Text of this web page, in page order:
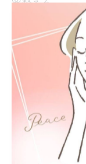
を大切にしなが
女性特有のお悩
梅雨の不調を我
まずは身体の